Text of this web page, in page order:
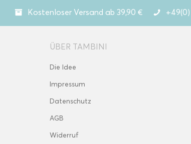
Kostenloser Versand ab 39,90 €
ÜBER TAMBINI
Die Idee
Impressum
Datenschutz
AGB
Widerruf